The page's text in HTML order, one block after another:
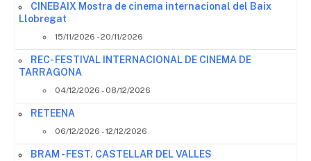
CINEBAIX Mostra de cinema internacional del Baix
Llobregat
15/11/2026 - 20/11/2026
REC- FESTIVAL INTERNACIONAL DE CINEMA DE
TARRAGONA
04/12/2026 - 08/12/2026
RETEENA
06/12/2026 - 12/12/2026
BRAM - FEST. CASTELLAR DEL VALLES